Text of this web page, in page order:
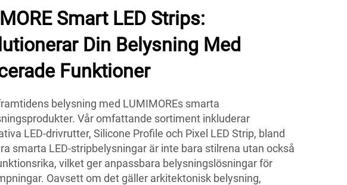
Smart LED Strips:
Din Belysning Med
Funktioner
belysning med LUMIMOREs smarta
Vår omfattande sortiment inkluderar
LED-drivrutter, Silicone Profile och Pixel LED Strip, bland
smarta LED-stripbelysningar är inte bara stilrena utan också
vilket ger anpassbara belysningslösningar för
Oavsett om det gäller arkitektonisk belysning,